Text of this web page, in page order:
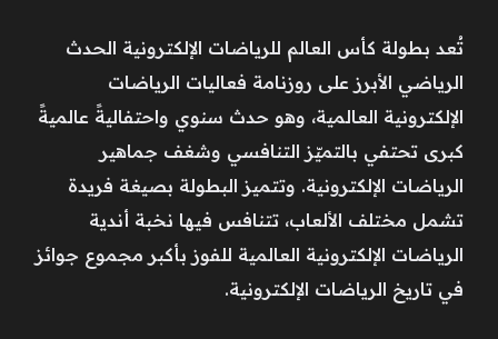
تُعد بطولة كأس العالم للرياضات الإلكترونية الحدث
الرياضي الأبرز على روزنامة فعاليات الرياضات
الإلكترونية العالمية، وهو حدث سنوي واحتفاليةً عالميةً
كبرى تحتفي بالتميّز التنافسي وشغف جماهير
الرياضات الإلكترونية. وتتميز البطولة بصيغة فريدة
تشمل مختلف الألعاب، تتنافس فيها نخبة أندية
الرياضات الإلكترونية العالمية للفوز بأكبر مجموع جوائز
في تاريخ الرياضات الإلكترونية.